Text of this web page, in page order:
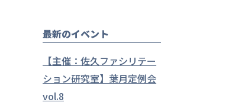
最新のイベント
【主催：佐久ファシリテー
ション研究室】葉月定例会
vol.8